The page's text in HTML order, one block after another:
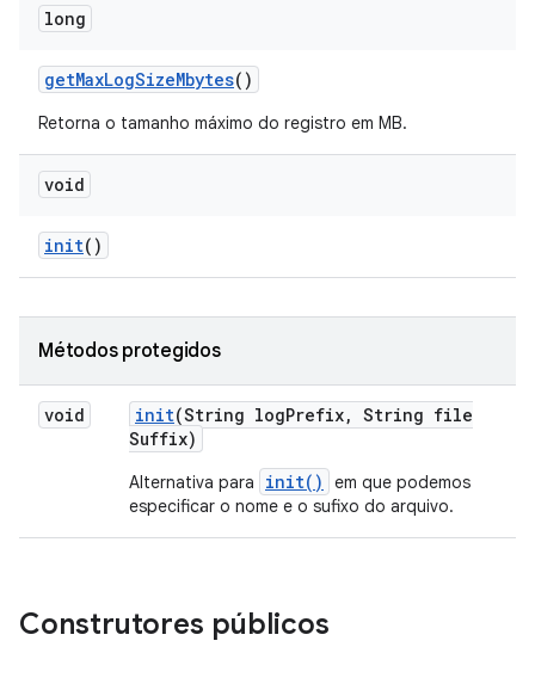
long
getMaxLogSizeMbytes()
Retorna o tamanho máximo do registro em MB.
void
init()
Métodos protegidos
void init(String logPrefix, String file
Suffix)
Alternativa para init()
em que podemos
especificar o nome e o sufixo do arquivo.
Construtores públicos